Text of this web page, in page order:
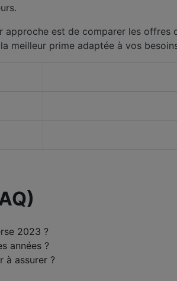
est de comparer les offres
meilleur prime adaptée à vos
2023 ?
années ?
à assurer ?